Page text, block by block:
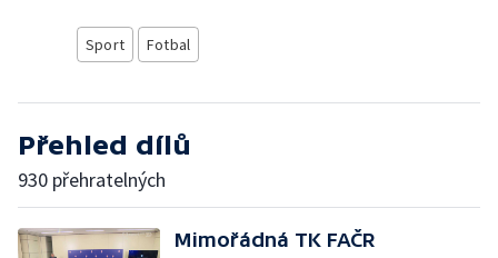
Sport Fotbal
Přehled dílů
930 přehratelných
Mimořádná TK FAČR